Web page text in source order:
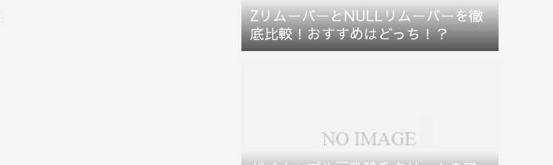
ZリムーバーとNULLリムーバーを徹
底比較！おすすめはどっち！？